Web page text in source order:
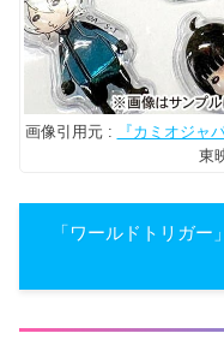
画像引用元 : 『カミオジャ
東
「ワールドトリガ